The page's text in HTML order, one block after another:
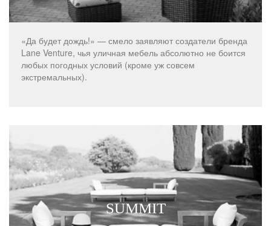
«Да будет дождь!» — смело заявляют создатели бренда
Lane Venture, чья уличная мебель абсолютно не боится
любых погодных условий (кроме уж совсем
экстремальных).
SUMMIT